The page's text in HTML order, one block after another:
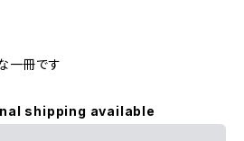
一冊です
shipping available